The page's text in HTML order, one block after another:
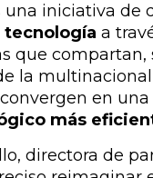
una iniciativa de
tecnología a
que
la
en
más
directora de